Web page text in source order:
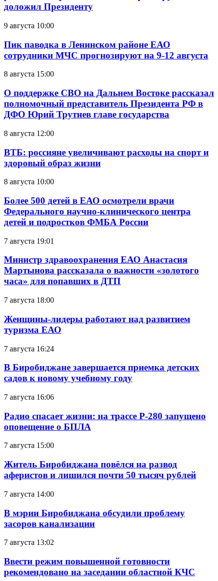
доложил Президенту
9 августа 10:00
Пик паводка в Ленинском районе ЕАО
сотрудники МЧС прогнозируют на 9-12 августа
8 августа 15:00
О поддержке СВО на Дальнем Востоке рассказал
полномочный представитель Президента РФ в
ДФО Юрий Трутнев главе государства
8 августа 12:00
ВТБ: россияне увеличивают расходы на спорт и
здоровый образ жизни
8 августа 10:00
Более 500 детей в ЕАО осмотрели врачи
Федерального научно-клинического центра
детей и подростков ФМБА России
7 августа 19:01
Министр здравоохранения ЕАО Анастасия
Мартынова рассказала о важности «золотого
часа» для попавших в ДТП
7 августа 18:00
Женщины-лидеры работают над развитием
туризма ЕАО
7 августа 16:24
В Биробиджане завершается приемка детских
садов к новому учебному году
7 августа 16:06
Радио спасает жизни: на трассе Р-280 запущено
оповещение о БПЛА
7 августа 15:00
Житель Биробиджана повёлся на развод
аферистов и лишился почти 50 тысяч рублей
7 августа 14:00
В мэрии Биробиджана обсудили проблему
засоров канализации
7 августа 13:02
Ввести режим повышенной готовности
рекомендовано на заседании областной КЧС